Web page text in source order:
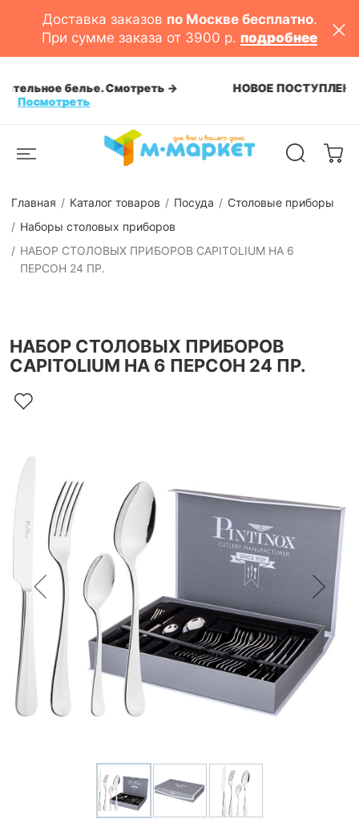
Доставка заказов по Москве бесплатно.
При сумме заказа от 3900 р. подробнее
НОВОЕ ПОСТУПЛЕНИЕ: сковороды, сотейники,
Главная Каталог товаров Посуда
Столовые приборы
Наборы столовых приборов
НАБОР СТОЛОВЫХ ПРИБОРОВ CAPITOLIUM НА 6
ПЕРСОН 24 ПР.
НАБОР СТОЛОВЫХ ПРИБОРОВ
CAPITOLIUM НА 6 ПЕРСОН 24 ПР.